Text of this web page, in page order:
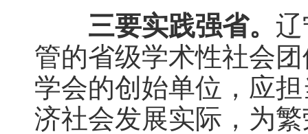
三要实践强省。
管的省级学术性社会
学会的创始单位，应
济社会发展实际，为